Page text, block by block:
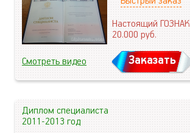
Настоящий ГОЗНАК
20.000руб.
Смотреть видео Заказать
Диплом специалиста
2011-2013 год